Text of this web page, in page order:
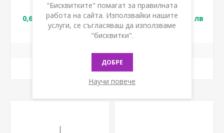
0,60 € с ДДС / 1,17 лв
с ДДС
1,60 € с ДДС / 3,13 лв
с ДДС
"Бисквитките" помагат за правилната
работа на сайта. Използвайки нашите
услуги, се съгласяваш да използваме
"бисквитки".
ДОБРЕ
Научи повече